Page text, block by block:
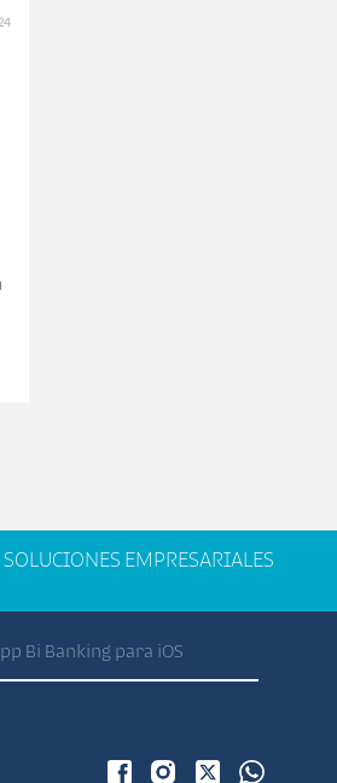
SOLUCIONES EMPRESARIALES
Bi Banking para iOS